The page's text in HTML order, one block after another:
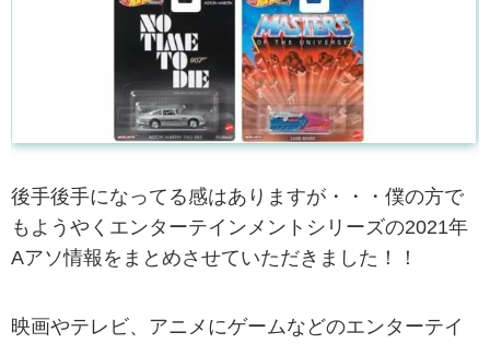
後手後手になってる感はありますが・・・僕の方で
もようやくエンターテインメントシリーズの2021年
Aアソ情報をまとめさせていただきました！！
映画やテレビ、アニメにゲームなどのエンターテイ